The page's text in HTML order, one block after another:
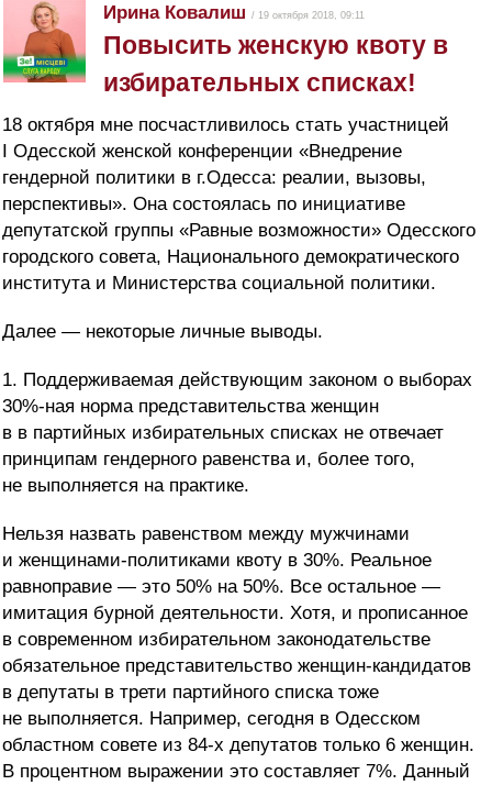
Ирина Ковалиш / 19 октября 2018, 09:11
Повысить женскую квоту в
избирательных списках!
18 октября мне посчастливилось стать участницей
I Одесской женской конференции «Внедрение
гендерной политики в г.Одесса: реалии, вызовы,
перспективы». Она состоялась по инициативе
депутатской группы «Равные возможности» Одесского
городского совета, Национального демократического
института и Министерства социальной политики.
Далее — некоторые личные выводы.
1. Поддерживаемая действующим законом о выборах
30%-ная норма представительства женщин
в в партийных избирательных списках не отвечает
принципам гендерного равенства и, более того,
не выполняется на практике.
Нельзя назвать равенством между мужчинами
и женщинами-политиками квоту в 30%. Реальное
равноправие — это 50% на 50%. Все остальное —
имитация бурной деятельности. Хотя, и прописанное
в современном избирательном законодательстве
обязательное представительство женщин-кандидатов
в депутаты в трети партийного списка тоже
не выполняется. Например, сегодня в Одесском
областном совете из 84-х депутатов только 6 женщин.
В процентном выражении это составляет 7%. Данный